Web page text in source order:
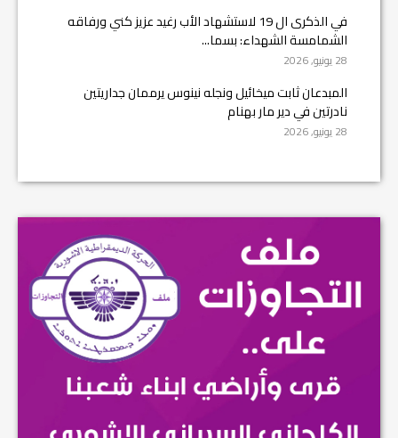
في الذكرى ال 19 لاستشهاد الأب رغيد عزيز كني ورفاقه
الشمامسة الشهداء: بسما...
28 يونيو, 2026
المبدعان ثابت ميخائيل ونجله نينوس يرممان جداريتين
نادرتين في دير مار بهنام
28 يونيو, 2026